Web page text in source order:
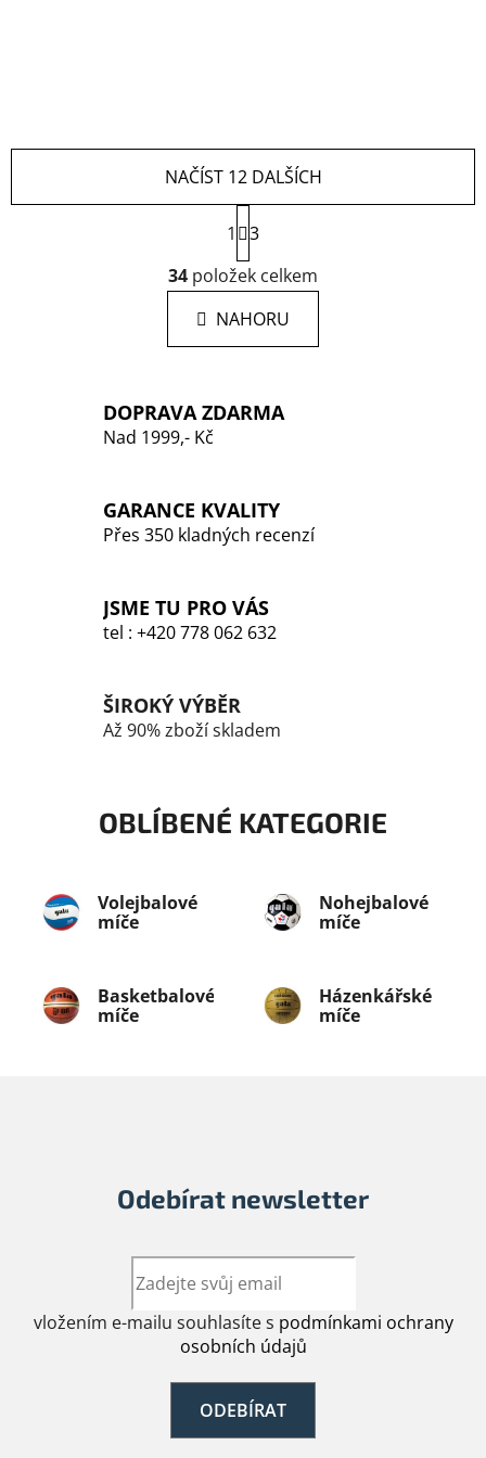
O
v
l
á
d
c
í
v
k
y
ý
p
i
NAČÍST 12 DALŠÍCH
S
t
r
á
n
k
n
í
1
3
34 položek celkem
NAHORU
DOPRAVA ZDARMA
Nad 1999,- Kč
GARANCE KVALITY
Přes 350 kladných recenzí
JSME TU PRO VÁS
tel : +420 778 062 632
ŠIROKÝ VÝBĚR
Až 90% zboží skladem
OBLÍBENÉ KATEGORIE
Volejbalové
míče
Nohejbalové
míče
Basketbalové
míče
Házenkářské
míče
Odebírat newsletter
vložením e-mailu souhlasíte s podmínkami ochrany
osobních údajů
ODEBÍRAT